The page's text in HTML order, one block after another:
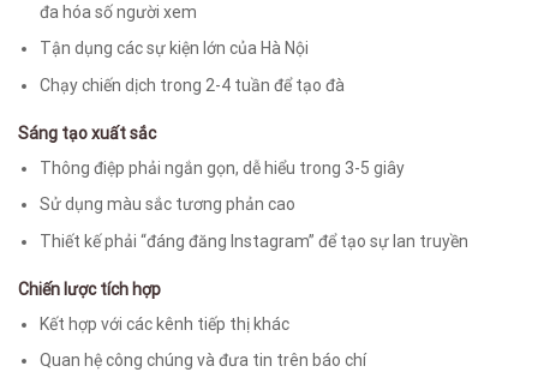
đa hóa số người xem
Tận dụng các sự kiện lớn của Hà Nội
Chạy chiến dịch trong 2-4 tuần để tạo đà
Sáng tạo xuất sắc
Thông điệp phải ngắn gọn, dễ hiểu trong 3-5 giây
Sử dụng màu sắc tương phản cao
Thiết kế phải “đáng đăng Instagram” để tạo sự lan truyền
Chiến lược tích hợp
Kết hợp với các kênh tiếp thị khác
Quan hệ công chúng và đưa tin trên báo chí